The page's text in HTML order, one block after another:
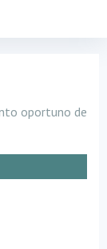
oportuno de